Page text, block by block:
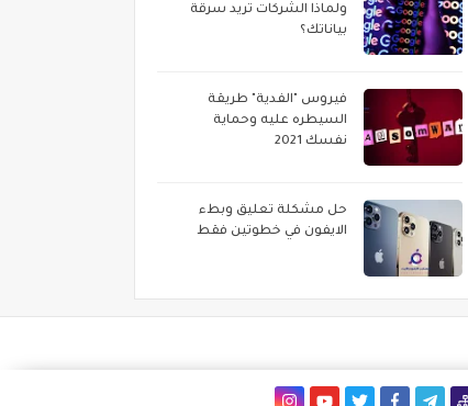
ولماذا الشركات تريد سرقة
بياناتك؟
فيروس "الفدية" طريقة
السيطره عليه وحماية
نفسك 2021
حل مشكلة تعليق وبطء
الايفون في خطوتين فقط